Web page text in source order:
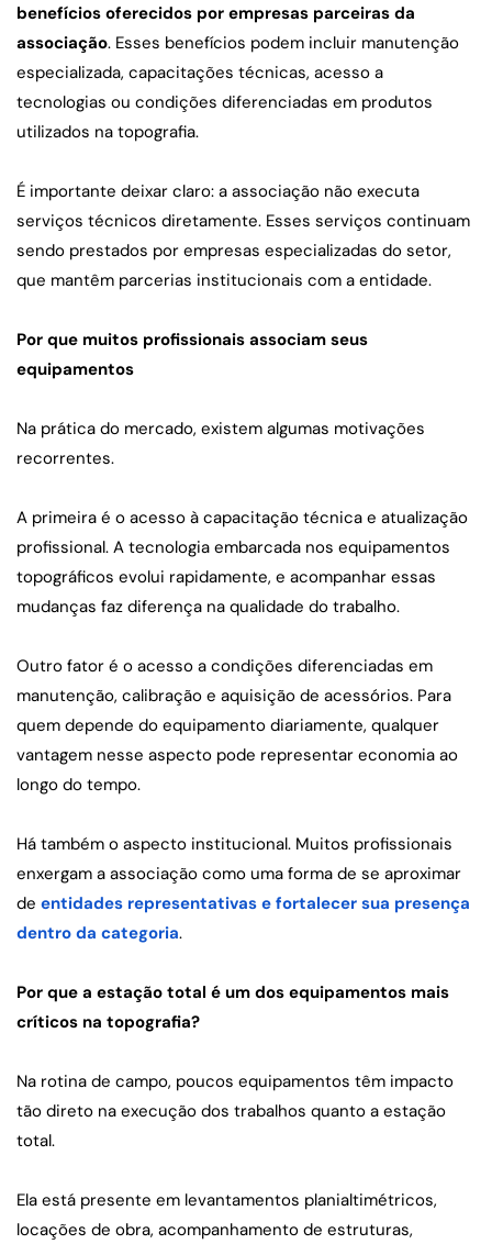
benefícios oferecidos por empresas parceiras da
associação. Esses benefícios podem incluir manutenção
especializada, capacitações técnicas, acesso a
tecnologias ou condições diferenciadas em produtos
utilizados na topografia.
É importante deixar claro: a associação não executa
serviços técnicos diretamente. Esses serviços continuam
sendo prestados por empresas especializadas do setor,
que mantêm parcerias institucionais com a entidade.
Por que muitos profissionais associam seus
equipamentos
Na prática do mercado, existem algumas motivações
recorrentes.
A primeira é o acesso à capacitação técnica e atualização
profissional. A tecnologia embarcada nos equipamentos
topográficos evolui rapidamente, e acompanhar essas
mudanças faz diferença na qualidade do trabalho.
Outro fator é o acesso a condições diferenciadas em
manutenção, calibração e aquisição de acessórios. Para
quem depende do equipamento diariamente, qualquer
vantagem nesse aspecto pode representar economia ao
longo do tempo.
Há também o aspecto institucional. Muitos profissionais
enxergam a associação como uma forma de se aproximar
de entidades representativas e fortalecer sua presença
dentro da categoria.
Por que a estação total é um dos equipamentos mais
críticos na topografia?
Na rotina de campo, poucos equipamentos têm impacto
tão direto na execução dos trabalhos quanto a estação
total.
Ela está presente em levantamentos planialtimétricos,
locações de obra, acompanhamento de estruturas,